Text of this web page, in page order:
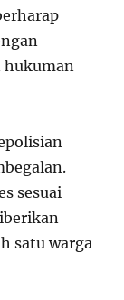
hukuman
sesuai
satu warga